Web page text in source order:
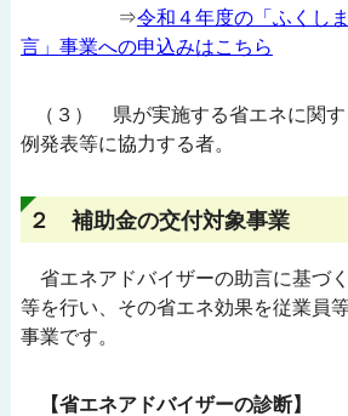
⇒令和４年度の「ふくし
言」事業への申込みはこちら
（３） 県が実施する省エネに関
例発表等に協力する者。
２ 補助金の交付対象事業
省エネアドバイザーの助言に基づ
等を行い、その省エネ効果を従業員
事業です。
【省エネアドバイザーの診断】